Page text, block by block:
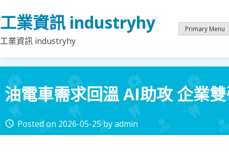
to
content
工業資訊 industryhy
工業資訊 industryhy
Primary Menu
油電車需求回溫 AI助攻 企業
access_time Posted on 2026-05-25byadmin